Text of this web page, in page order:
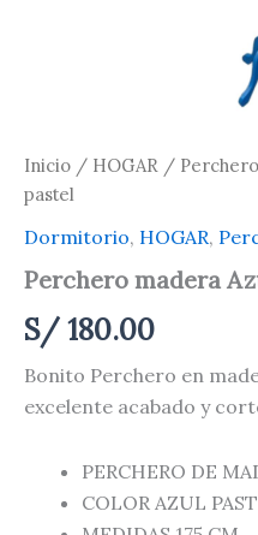
Inicio / HOGAR /
pastel
Dormitorio, HOGAR,
Perchero madera
S/180.00
Bonito Perchero en
excelente acabado y
PERCHERO DE
COLOR AZUL